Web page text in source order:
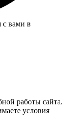
вами в
работы сайта.
условия